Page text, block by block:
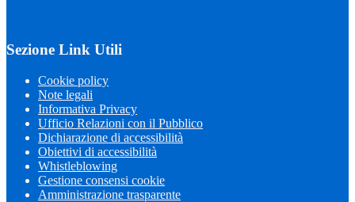
Sezione Link Utili
Cookie policy
Note legali
Informativa Privacy
Ufficio Relazioni con il Pubblico
Dichiarazione di accessibilità
Obiettivi di accessibilità
Whistleblowing
Gestione consensi cookie
Amministrazione trasparente